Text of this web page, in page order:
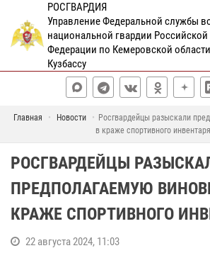
РОСГВАРДИЯ
Управление Федеральной службы
национальной гвардии Российской
Федерации по Кемеровской
Кузбассу
Главная Новости
Росгвардейцы разыскали
в краже спортивного инвентаря
РОСГВАРДЕЙЦЫ
ПРЕДПОЛАГАЕМУЮ
КРАЖЕ СПОРТИВНОГО
22 августа 2024, 11:03